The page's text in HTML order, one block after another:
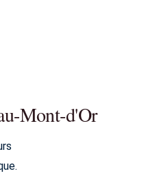
Mont-d'Or